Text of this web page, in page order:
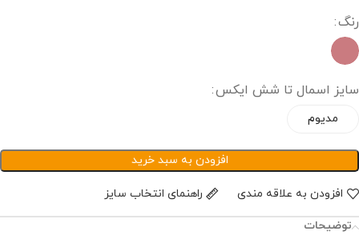
رنگ
سایز اسمال تا شش ایکس
مدیوم
افزودن به سبد خرید
افزودن به علاقه مندی راهنمای انتخاب سایز
توضیحات